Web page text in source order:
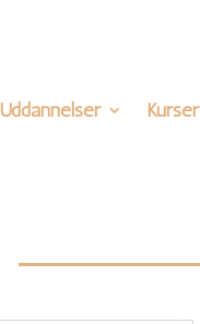
Uddannelser Kurser